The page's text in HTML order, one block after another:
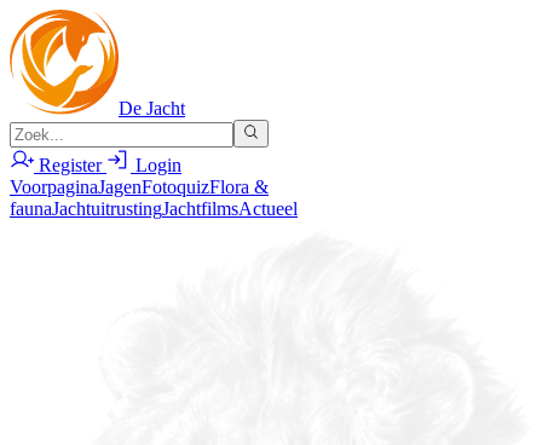
De Jacht
Register
Login
VoorpaginaJagenFotoquizFlora &
faunaJachtuitrustingJachtfilmsActueel